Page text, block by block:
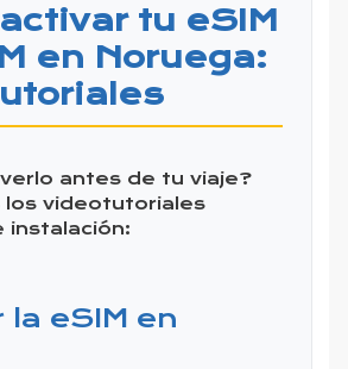
tu eSIM
en Noruega:
antes de tu viaje?
los videotutoriales
instalación:
la eSIM en